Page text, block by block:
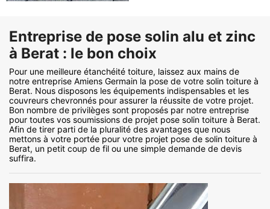
Entreprise de pose solin alu et zinc
à Berat : le bon choix
Pour une meilleure étanchéité toiture, laissez aux mains de
notre entreprise Amiens Germain la pose de votre solin toiture à
Berat. Nous disposons les équipements indispensables et les
couvreurs chevronnés pour assurer la réussite de votre projet.
Bon nombre de privilèges sont proposés par notre entreprise
pour toutes vos soumissions de projet pose solin toiture à Berat.
Afin de tirer parti de la pluralité des avantages que nous
mettons à votre portée pour votre projet pose de solin toiture à
Berat, un petit coup de fil ou une simple demande de devis
suffira.